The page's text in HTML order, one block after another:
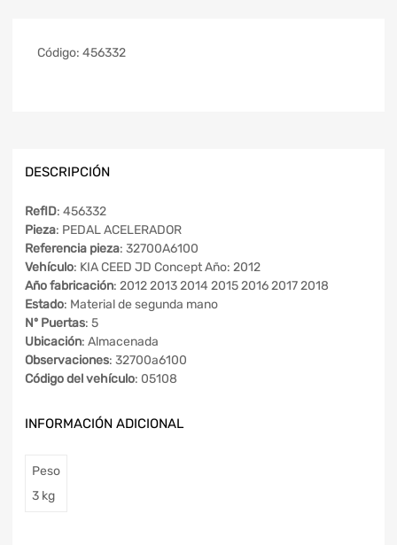
Código: 456332
DESCRIPCIÓN
RefID: 456332
Pieza: PEDAL ACELERADOR
Referencia pieza: 32700A6100
Vehículo: KIA CEED JD Concept Año: 2012
Año fabricación: 2012 2013 2014 2015 2016 2017 2018
Estado: Material de segunda mano
Nº Puertas: 5
Ubicación: Almacenada
Observaciones: 32700a6100
Código del vehículo: 05108
INFORMACIÓN ADICIONAL
Peso
3 kg